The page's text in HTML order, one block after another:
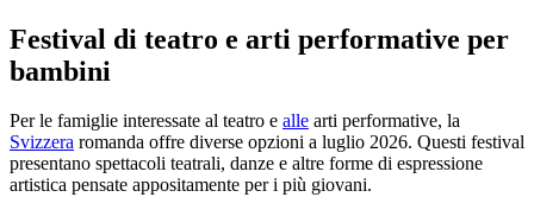
Festival di teatro e arti performative per
bambini
Per le famiglie interessate al teatro e alle arti performative, la
Svizzera romanda offre diverse opzioni a luglio 2026. Questi festival
presentano spettacoli teatrali, danze e altre forme di espressione
artistica pensate appositamente per i più giovani.